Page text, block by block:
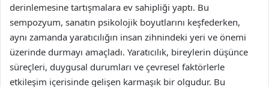
derinlemesine tartışmalara ev sahipliği yaptı. Bu
sempozyum, sanatın psikolojik boyutlarını keşfederken,
aynı zamanda yaratıcılığın insan zihnindeki yeri ve önemi
üzerinde durmayı amaçladı. Yaratıcılık, bireylerin düşünce
süreçleri, duygusal durumları ve çevresel faktörlerle
etkileşim içerisinde gelişen karmaşık bir olgudur. Bu